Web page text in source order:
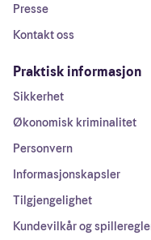
Presse
Kontakt oss
Praktisk informasjon
Sikkerhet
Økonomisk kriminalitet
Personvern
Informasjonskapsler
Tilgjengelighet
Kundevilkår og